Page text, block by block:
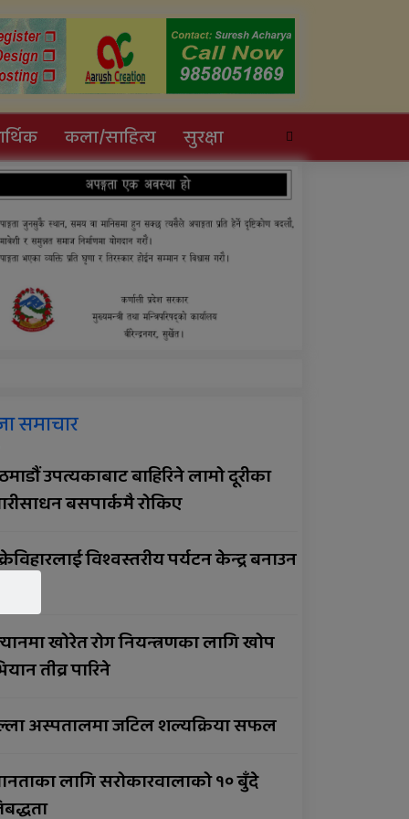
कला/साहित्य सुरक्षा
सल्यानमा खोरेत रोग
नियन्त्रणका लागि खोप
अभियान तीव्र पारिने
दिदै
सचेतना कार्यक्रम
समाचार
उपत्यकाबाट बाहिरिने लामो दूरीका
बसपार्कमै रोकिए
विश्वस्तरीय पर्यटन केन्द्र बनाउन
खोरेत रोग नियन्त्रणका लागि खोप
तीव्र पारिने
अस्पतालमा जटिल शल्यक्रिया सफल
लागि सरोकारवालाको १० बुँदे